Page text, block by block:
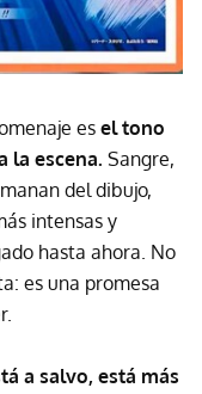
es el tono
la escena. Sangre,
del dibujo,
intensas y
hasta ahora. No
es una promesa
a salvo, está más